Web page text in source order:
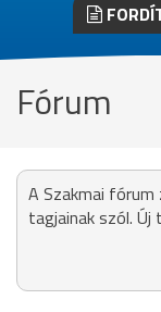
Fórum
A Szakmai
tagjainak szól.